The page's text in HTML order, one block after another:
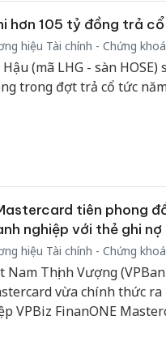
hơn 105 tỷ đồng trả
hiệu Tài chính - Chứng
(mã LHG - sàn
trong đợt trả cổ tức
tiên phong
nghiệp với thẻ ghi
hiệu Tài chính - Chứng
Nam Thịnh Vượng
vừa chính thức
VPBiz FinanONE